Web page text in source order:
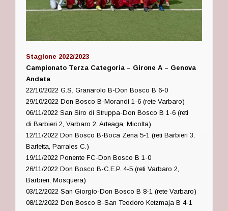
Stagione 2022/2023
Campionato Terza Categoria – Girone A – Genova
Andata
22/10/2022 G.S. Granarolo B-Don Bosco B 6-0
29/10/2022 Don Bosco B-Morandi 1-6 (rete Varbaro)
06/11/2022 San Siro di Struppa-Don Bosco B 1-6 (reti
di Barbieri 2, Varbaro 2, Arteaga, Micolta)
12/11/2022 Don Bosco B-Boca Zena 5-1 (reti Barbieri 3,
Barletta, Parrales C.)
19/11/2022 Ponente FC-Don Bosco B 1-0
26/11/2022 Don Bosco B-C.E.P. 4-5 (reti Varbaro 2,
Barbieri, Mosquera)
03/12/2022 San Giorgio-Don Bosco B 8-1 (rete Varbaro)
08/12/2022 Don Bosco B-San Teodoro Ketzmaja B 4-1